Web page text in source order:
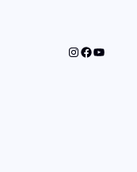
Instagram